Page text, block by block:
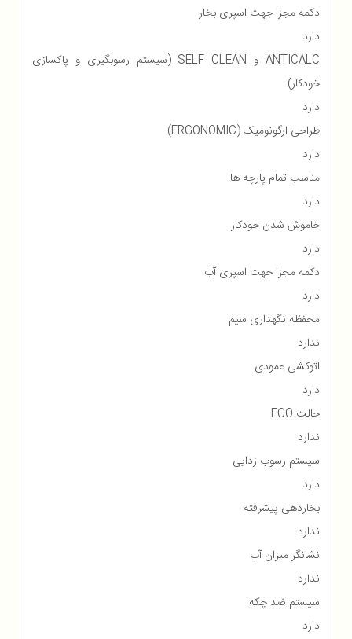
دکمه مجزا جهت اسپری بخار
دارد
ANTICALC و SELF CLEAN (سیستم رسوبگیری و پاکسازی
خودکار)
دارد
طراحی ارگونومیک (ERGONOMIC)
دارد
مناسب تمام پارچه ها
دارد
خاموش شدن خودکار
دارد
دکمه مجزا جهت اسپری آب
دارد
محفظه نگهداری سیم
ندارد
اتوکشی عمودی
دارد
حالت ECO
ندارد
سیستم رسوب زدایی
دارد
بخاردهی پیشرفته
ندارد
نشانگر میزان آب
ندارد
سیستم ضد چکه
دارد